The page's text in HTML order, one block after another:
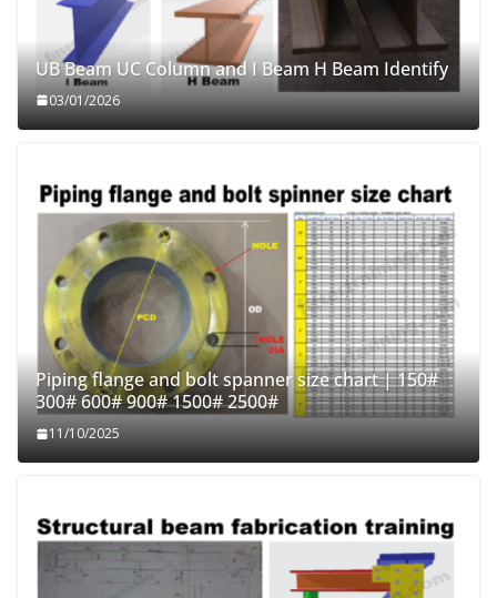
UB Beam UC Column and I Beam H Beam Identify
03/01/2026
Piping flange and bolt spanner size chart | 150#
300# 600# 900# 1500# 2500#
11/10/2025